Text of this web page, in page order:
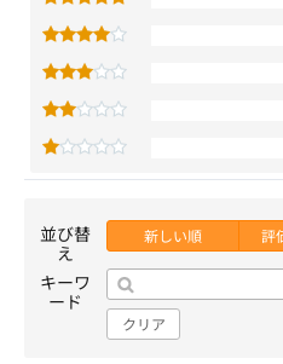
並び替
え
新しい順 評
キーワ
ード
クリア